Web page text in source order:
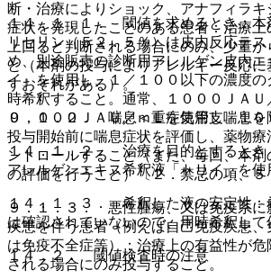
１４．１．１． 閾値を求めるとき：本
リセリン（５２．５％）は皮内反応テ
め、別途販売の診断用アレルゲン皮内エ
イ」を使用し、１／１００以下の濃度の
時希釈すること。通常、１０００ＪＡＵ
０，０００ＪＡＵ／ｍＬを使用し、１０
１４．１．２． 治療を目的とするとき
アレルゲンエキス希釈液「トリイ」を使
１４．１．３． 希釈した液の安定性：
は確認されていないので、用時希釈して
１４．２． 閾値検査時の注意
断・治療によりショック、アナフィラ
症状を発現したことのある患者：治療
上回ると判断される場合にのみ、少量
と（本剤の投与によりアレルギー反応に
すおそれがある）。
９．１．２． 喘息＜重症気管支喘息を
投与開始前に喘息症状を評価し、薬物療
ントロールすること（また、毎回、本
の評価を行うこと）〔２．禁忌の項、５
９．１．３． 悪性腫瘍、又は免疫系に
疾患を伴う患者（例えば自己免疫疾患、
は免疫不全症等）：治療上の有益性が
される場合にのみ投与すること。